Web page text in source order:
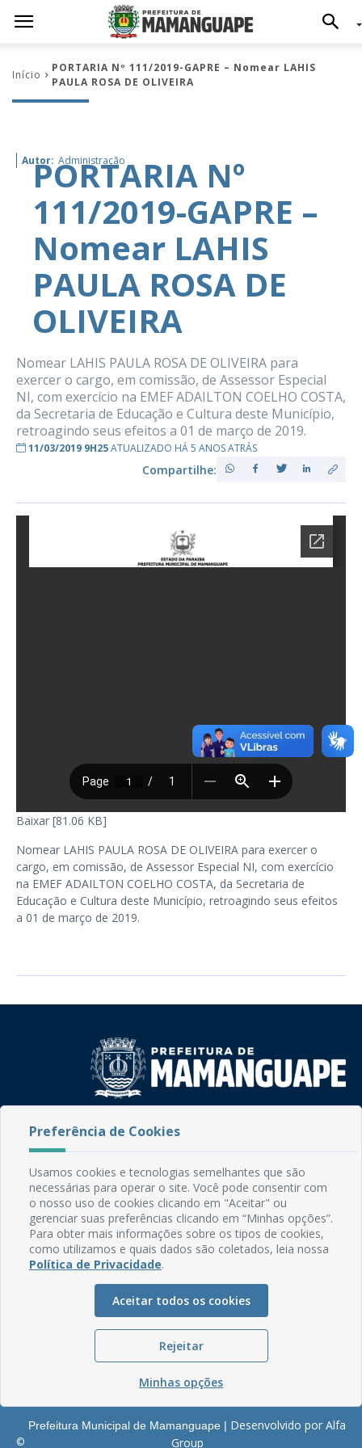
Início
PORTARIA Nº 111/2019-GAPRE – Nomear LAHIS
PAULA ROSA DE OLIVEIRA
Autor: Administração
PORTARIA Nº
111/2019-GAPRE –
Nomear LAHIS
PAULA ROSA DE
OLIVEIRA
Nomear LAHIS PAULA ROSA DE OLIVEIRA para
exercer o cargo, em comissão, de Assessor Especial
NI, com exercício na EMEF ADAILTON COELHO COSTA,
da Secretaria de Educação e Cultura deste Município,
retroagindo seus efeitos a 01 de março de 2019.
11/03/2019 9H25ATUALIZADO HÁ 5 ANOS ATRÁS
Compartilhe:
Baixar [81.06 KB]
Nomear LAHIS PAULA ROSA DE OLIVEIRA para exercer o
cargo, em comissão, de Assessor Especial NI, com exercício
na EMEF ADAILTON COELHO COSTA, da Secretaria de
Educação e Cultura deste Município, retroagindo seus efeitos
a 01 de março de 2019.
Rua do Imperador, 78, Centro
Email: comunicacao@mamanguape.pb.gov.br
Expediente: Segunda à Sexta, das 08h às 13h
Mapa do Site
Perguntas frequentes
Glossário
Serviços Internos
©
Prefeitura Municipal de Mamanguape | Desenvolvido por Alfa
Group
Preferência de Cookies
Usamos cookies e tecnologias semelhantes que são
necessárias para operar o site. Você pode consentir com
o nosso uso de cookies clicando em "Aceitar" ou
gerenciar suas preferências clicando em “Minhas opções”.
Para obter mais informações sobre os tipos de cookies,
como utilizamos e quais dados são coletados, leia nossa
Política de Privacidade.
Aceitar todos os cookies
Rejeitar
Minhas opções